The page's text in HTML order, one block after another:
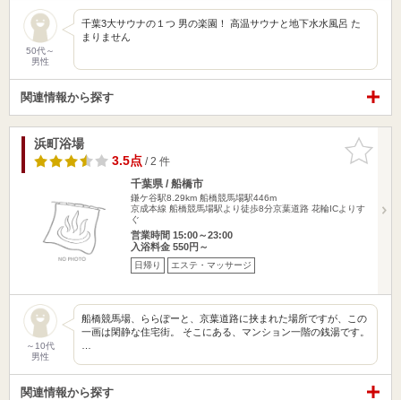
50代～
男性
千葉3大サウナの１つ 男の楽園！ 高温サウナと地下水水風呂 た
まりません
関連情報から探す
お気に入
りに追加
浜町浴場
3.5点/ 2 件
千葉県 / 船橋市
鎌ケ谷駅8.29km 船橋競馬場駅446m
京成本線 船橋競馬場駅より徒歩8分京葉道路 花輪ICよりす
ぐ
営業時間 15:00～23:00
入浴料金 550円～
日帰り エステ・マッサージ
～10代
男性
船橋競馬場、ららぽーと、京葉道路に挟まれた場所ですが、この
一画は閑静な住宅街。 そこにある、マンション一階の銭湯です。
関連情報から探す